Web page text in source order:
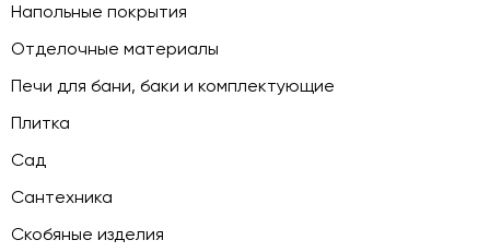
Напольные покрытия
Отделочные материалы
Печи для бани, баки и комплектующие
Плитка
Сад
Сантехника
Скобяные изделия